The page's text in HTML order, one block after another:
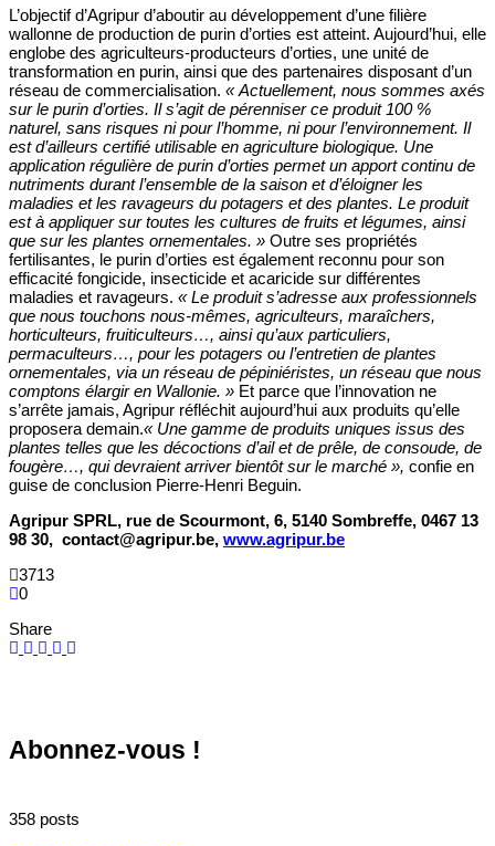
L’objectif d’Agripur d’aboutir au développement d’une filière
wallonne de production de purin d’orties est atteint. Aujourd’hui, elle
englobe des agriculteurs-producteurs d’orties, une unité de
transformation en purin, ainsi que des partenaires disposant d’un
réseau de commercialisation. « Actuellement, nous sommes axés
sur le purin d’orties. Il s’agit de pérenniser ce produit 100 %
naturel, sans risques ni pour l’homme, ni pour l’environnement. Il
est d’ailleurs certifié utilisable en agriculture biologique. Une
application régulière de purin d’orties permet un apport continu de
nutriments durant l’ensemble de la saison et d’éloigner les
maladies et les ravageurs du potagers et des plantes. Le produit
est à appliquer sur toutes les cultures de fruits et légumes, ainsi
que sur les plantes ornementales. » Outre ses propriétés
fertilisantes, le purin d’orties est également reconnu pour son
efficacité fongicide, insecticide et acaricide sur différentes
maladies et ravageurs. « Le produit s’adresse aux professionnels
que nous touchons nous-mêmes, agriculteurs, maraîchers,
horticulteurs, fruiticulteurs…, ainsi qu’aux particuliers,
permaculteurs…, pour les potagers ou l’entretien de plantes
ornementales, via un réseau de pépiniéristes, un réseau que nous
comptons élargir en Wallonie. » Et parce que l’innovation ne
s’arrête jamais, Agripur réfléchit aujourd’hui aux produits qu’elle
proposera demain.« Une gamme de produits uniques issus des
plantes telles que les décoctions d’ail et de prêle, de consoude, de
fougère…, qui devraient arriver bientôt sur le marché », confie en
guise de conclusion Pierre-Henri Beguin.
Agripur SPRL, rue de Scourmont, 6, 5140 Sombreffe, 0467 13
98 30, contact@agripur.be, www.agripur.be
3713
0
Share
Abonnez-vous !
358 posts